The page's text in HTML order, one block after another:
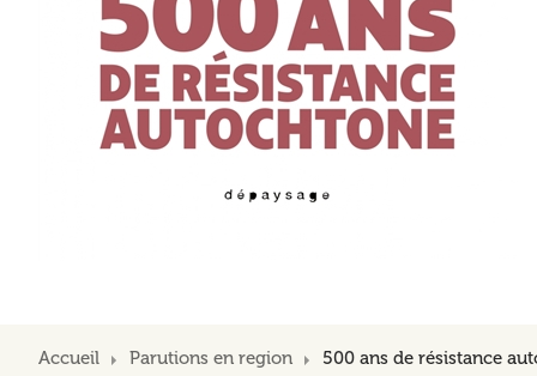
Accueil Parutions en region 500 ans de résistance